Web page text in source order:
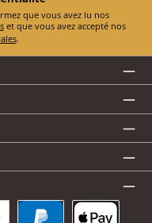
En sélectionnant Continuer, vous confirmez que vous avez lu nos
et que vous avez accepté nos
.